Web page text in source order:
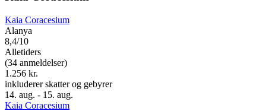
Kaia Coracesium
Alanya
8,4/10
Alletiders
(34 anmeldelser)
1.256 kr.
inkluderer skatter og gebyrer
14. aug. - 15. aug.
Kaia Coracesium